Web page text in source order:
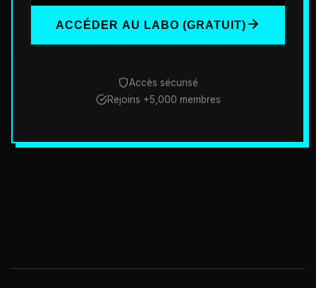
ACCÉDER AU LABO (GRATUIT)
Accès sécurisé
Rejoins +5,000 membres